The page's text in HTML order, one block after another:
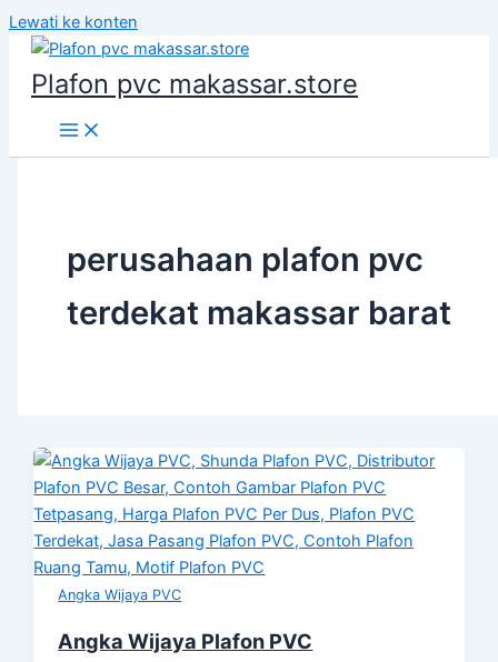
Lewati ke konten
Plafon pvc makassar.store
perusahaan plafon pvc
terdekat makassar barat
Angka Wijaya PVC
Angka Wijaya Plafon PVC